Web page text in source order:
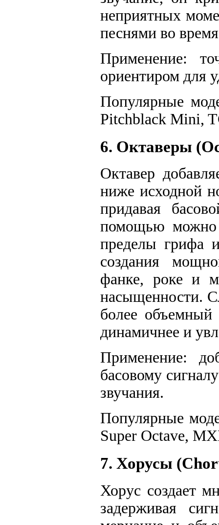
неприятных
песнями во
Применение:
ориентиром для
Популярные
Pitchblack Mini,
6. Октаверы
Октавер
ниже исходной
придавая
помощью можно
пределы грифа
создания
фанке, роке и
насыщенности.
более объемный
динамичнее и
Применение:
басовому
звучания.
Популярные
Super Octave,
7. Хорусы
Хорус создает
задерживая